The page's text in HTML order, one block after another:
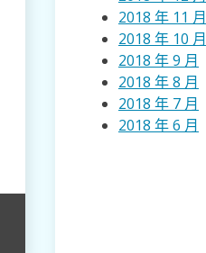
2018 年 11 月
2018 年 10 月
2018 年 9 月
2018 年 8 月
2018 年 7 月
2018 年 6 月